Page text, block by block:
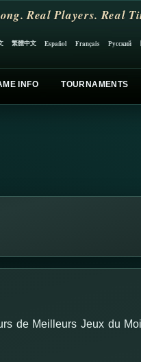
Real Players. Real
繁體中文 Español Français Русский
INFO TOURNAMENTS
de Meilleurs Jeux du